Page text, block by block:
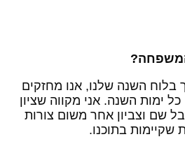
השנה שלנו, אנו מחזקים
השנה. אני מקווה שציון
שם וצביון אחר משום צורות
בתוכנו.